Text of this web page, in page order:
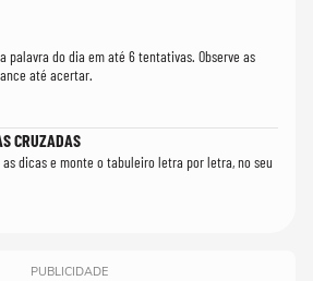
palavra do dia em até 6 tentativas. Observe as
até acertar.
CRUZADAS
dicas e monte o tabuleiro letra por letra, no seu
PUBLICIDADE